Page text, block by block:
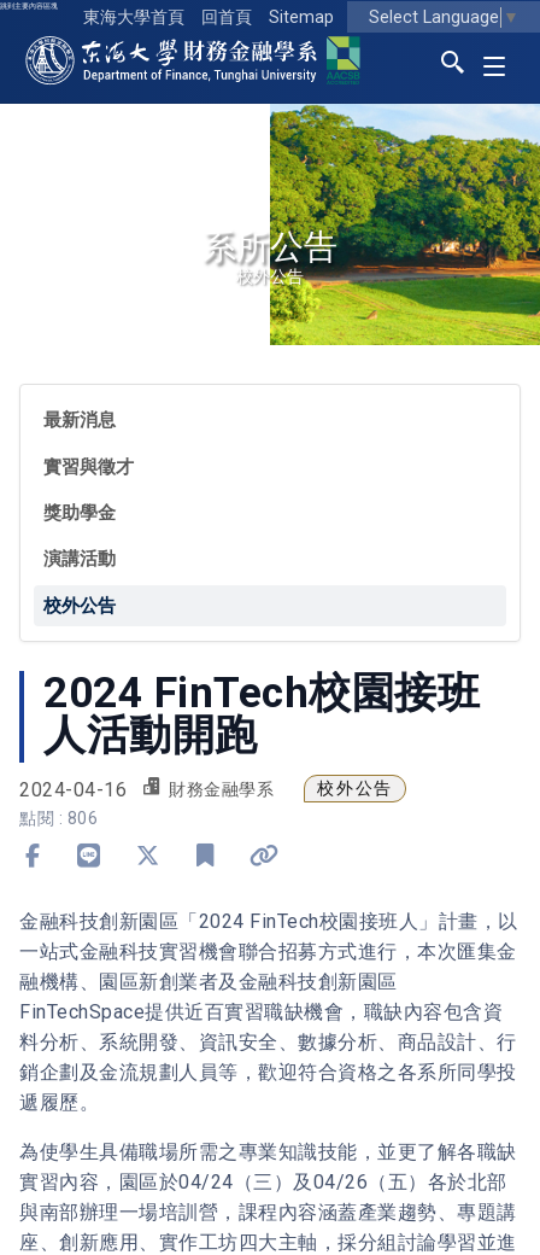
跳到主要內容區塊
東海大學首頁 回首頁 Sitemap Select Language ▼
東海大學logo
系所公告
校外公告
最新消息
實習與徵才
獎助學金
演講活動
校外公告
2024 FinTech校園接班
人活動開跑
2024-04-16 財務金融學系
校外公告
點閱 : 806
金融科技創新園區「2024 FinTech校園接班人」計畫，以
一站式金融科技實習機會聯合招募方式進行，本次匯集金
融機構、園區新創業者及金融科技創新園區
FinTechSpace提供近百實習職缺機會，職缺內容包含資
料分析、系統開發、資訊安全、數據分析、商品設計、行
銷企劃及金流規劃人員等，歡迎符合資格之各系所同學投
遞履歷。
為使學生具備職場所需之專業知識技能，並更了解各職缺
實習內容，園區於04/24（三）及04/26（五）各於北部
與南部辦理一場培訓營，課程內容涵蓋產業趨勢、專題講
座、創新應用、實作工坊四大主軸，採分組討論學習並進